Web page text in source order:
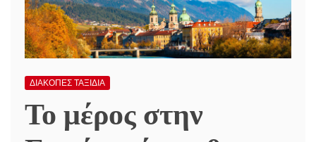
ΔΙΑΚΟΠΕΣ ΤΑΞΙΔΙΑ
Το μέρος στην